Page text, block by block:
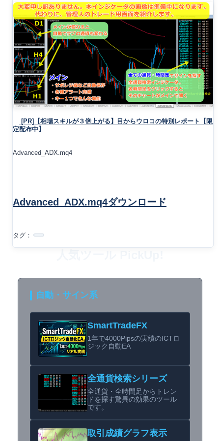
[PR]【相場スキルが３倍上がる】目からウロコの特別レポート【限
定配布中】
Advanced_ADX.mq4
Advanced_ADX.mq4ダウンロード
タグ：
自動・サイン系
SmartTradeFX
1年で4000Pipsの実績のICTロ
ジック自動EA
全通貨検索シリーズ
全通貨・全時間足からトレン
ドを探す驚異の効果のツール
です。
取引成績グラフ表示